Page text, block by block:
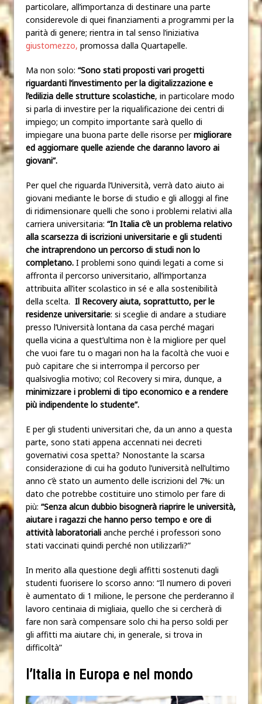
particolare, all’importanza di destinare una parte
considerevole di quei finanziamenti a programmi per la
parità di genere; rientra in tal senso l’iniziativa
giustomezzo, promossa dalla Quartapelle.
Ma non solo: “Sono stati proposti vari progetti
riguardanti l’investimento per la digitalizzazione e
l’edilizia delle strutture scolastiche, in particolare modo
si parla di investire per la riqualificazione dei centri di
impiego; un compito importante sarà quello di
impiegare una buona parte delle risorse permigliorare
ed aggiornare quelle aziende che daranno lavoro ai
giovani”.
Per quel che riguarda l’Università, verrà dato aiuto ai
giovani mediante le borse di studio e gli alloggi al fine
di ridimensionare quelli che sono i problemi relativi alla
carriera universitaria: “In Italia c’è un problema relativo
alla scarsezza di iscrizioni universitarie e gli studenti
che intraprendono un percorso di studi non lo
completano. I problemi sono quindi legati a come si
affronta il percorso universitario, all’importanza
attribuita all’iter scolastico in sé e alla sostenibilità
della scelta. Il Recovery aiuta, soprattutto, per le
residenze universitarie: si sceglie di andare a studiare
presso l’Università lontana da casa perché magari
quella vicina a quest’ultima non è la migliore per quel
che vuoi fare tu o magari non ha la facoltà che vuoi e
può capitare che si interrompa il percorso per
qualsivoglia motivo; col Recovery si mira, dunque, a
minimizzare i problemi di tipo economico e a rendere
più indipendente lo studente”.
E per gli studenti universitari che, da un anno a questa
parte, sono stati appena accennati nei decreti
governativi cosa spetta? Nonostante la scarsa
considerazione di cui ha goduto l’università nell’ultimo
anno c’è stato un aumento delle iscrizioni del 7%: un
dato che potrebbe costituire uno stimolo per fare di
più: “Senza alcun dubbio bisognerà riaprire le università,
aiutare i ragazzi che hanno perso tempo e ore di
attività laboratoriali anche perché i professori sono
stati vaccinati quindi perché non utilizzarli?”
In merito alla questione degli affitti sostenuti dagli
studenti fuorisere lo scorso anno: “Il numero di poveri
è aumentato di 1 milione, le persone che perderanno il
lavoro centinaia di migliaia, quello che si cercherà di
fare non sarà compensare solo chi ha perso soldi per
gli affitti ma aiutare chi, in generale, si trova in
difficoltà”
l’Italia in Europa e nel mondo